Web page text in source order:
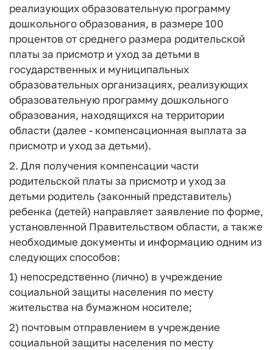
реализующих образовательную программу
дошкольного образования, в размере 100
процентов от среднего размера родительской
платы за присмотр и уход за детьми в
государственных и муниципальных
образовательных организациях, реализующих
образовательную программу дошкольного
образования, находящихся на территории
области (далее - компенсационная выплата за
присмотр и уход за детьми).
2. Для получения компенсации части
родительской платы за присмотр и уход за
детьми родитель (законный представитель)
ребенка (детей) направляет заявление по форме,
установленной Правительством области, а также
необходимые документы и информацию одним из
следующих способов:
1) непосредственно (лично) в учреждение
социальной защиты населения по месту
жительства на бумажном носителе;
2) почтовым отправлением в учреждение
социальной защиты населения по месту